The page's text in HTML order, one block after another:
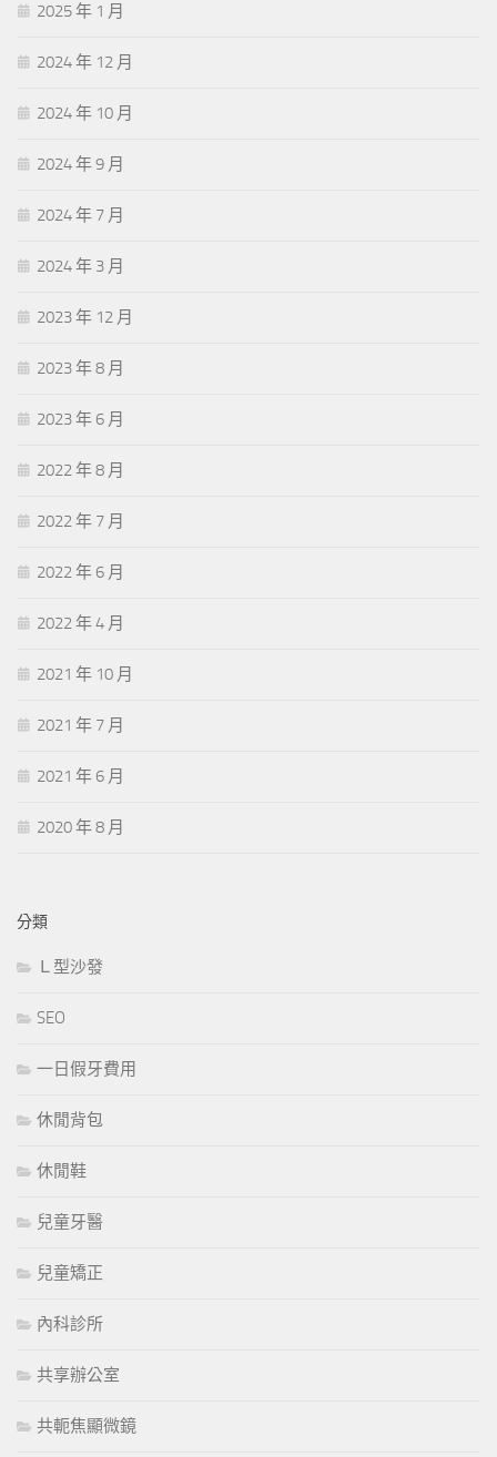
2025 年 1 月
2024 年 12 月
2024 年 10 月
2024 年 9 月
2024 年 7 月
2024 年 3 月
2023 年 12 月
2023 年 8 月
2023 年 6 月
2022 年 8 月
2022 年 7 月
2022 年 6 月
2022 年 4 月
2021 年 10 月
2021 年 7 月
2021 年 6 月
2020 年 8 月
分類
Ｌ型沙發
SEO
一日假牙費用
休閒背包
休閒鞋
兒童牙醫
兒童矯正
內科診所
共享辦公室
共軛焦顯微鏡